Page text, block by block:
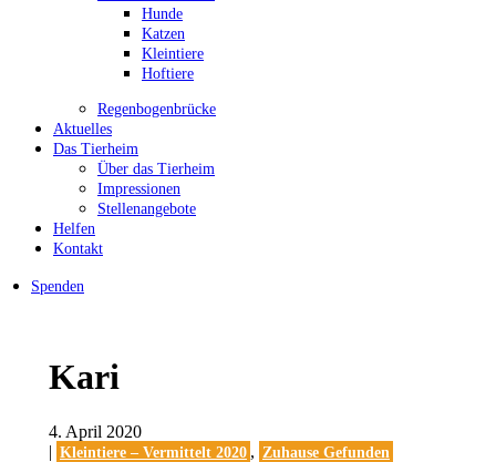
Hunde
Katzen
Kleintiere
Hoftiere
Regenbogenbrücke
Aktuelles
Das Tierheim
Über das Tierheim
Impressionen
Stellenangebote
Helfen
Kontakt
Spenden
Kari
4. April 2020
| Kleintiere – Vermittelt 2020 , Zuhause Gefunden